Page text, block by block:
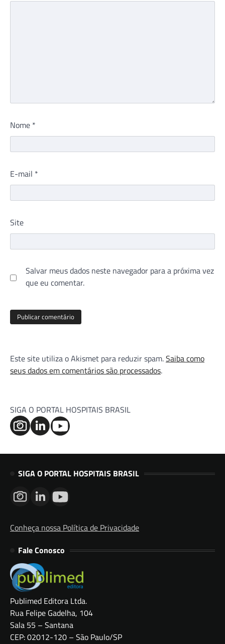
Nome *
E-mail *
Site
Salvar meus dados neste navegador para a próxima vez
que eu comentar.
Este site utiliza o Akismet para reduzir spam.Saiba como
seus dados em comentários são processados.
SIGA O PORTAL HOSPITAIS BRASIL
SIGA O PORTAL HOSPITAIS BRASIL
Conheça nossa Política de Privacidade
Fale Conosco
Publimed Editora Ltda.
Rua Felipe Gadelha, 104
Sala 55 – Santana
CEP: 02012-120 – São Paulo/SP